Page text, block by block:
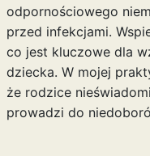
odpornościowego
przed infekcjami.
co jest kluczowe dla
dziecka. W mojej
że rodzice
prowadzi do